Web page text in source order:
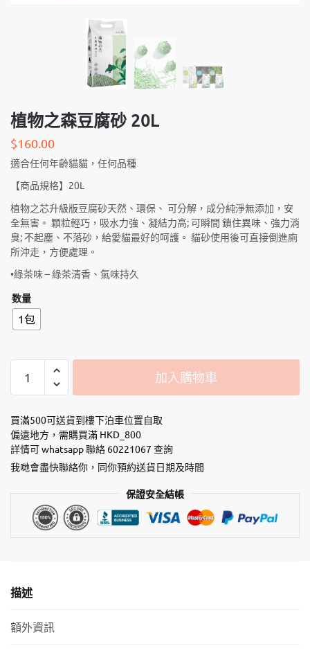
植物之森豆腐砂 20L
$160.00
適合任何年齡貓貓，任何品種
【商品規格】20L
植物之芯升級版豆腐砂天然、環保、 可分解，成分純淨無添加，安
全無害。 顆粒輕巧，吸水力強、凝結力高; 可瞬間 鎖住異味、強力消
臭; 不起塵、不落砂，給愛貓最好的呵護。 貓砂使用後可直接倒進廁
所沖走，方便處理。
•綠茶味 – 綠茶清香、氣味持久
数量
1包
森
豆
腐
砂
加入購物車
買滿500可送貨到樓下泊車位置自取
偏遠地方，需購買滿 HKD_800
詳情可 whatsapp 聯絡 60221067 查詢
我哋會盡快聯絡你，同你預約送貨日期及時間
保證安全結帳
描述
額外資訊